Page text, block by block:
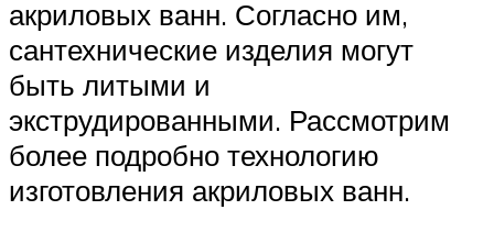
акриловых ванн. Согласно им,
сантехнические изделия могут
быть литыми и
экструдированными. Рассмотрим
более подробно технологию
изготовления акриловых ванн.